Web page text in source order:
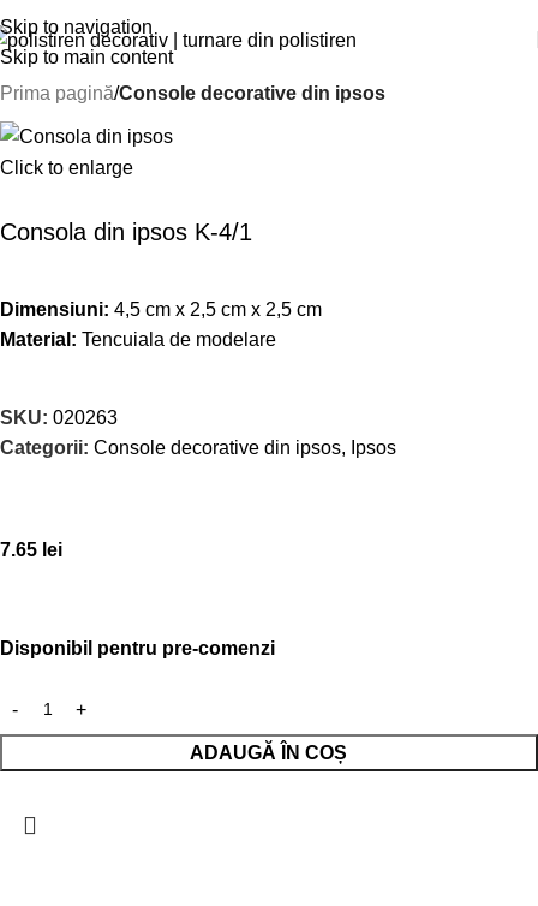
Skip to navigation
Skip to main content
Prima pagină Console decorative din ipsos
Click to enlarge
Consola din ipsos K-4/1
Dimensiuni: 4,5 cm x 2,5 cm x 2,5 cm
Material: Tencuiala de modelare
SKU: 020263
Categorii: Console decorative din ipsos, Ipsos
7.65 lei
Disponibil pentru pre-comenzi
ADAUGĂ ÎN COȘ